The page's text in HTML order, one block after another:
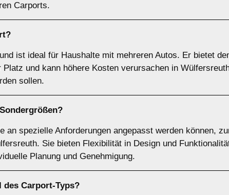
Carports.
?
ist ideal für Haushalte mit mehreren Autos. Er bietet
und kann höhere Kosten verursachen in
sollen.
Sondergrößen?
an spezielle Anforderungen angepasst werden können,
Sie bieten Flexibilität in Design und
Planung und Genehmigung.
des Carport-Typs?